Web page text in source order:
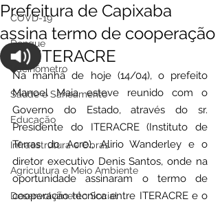
COVD-19
Dengue
Vacinômetro
Saúde e Saneamento
Educação
Infraestrutura e Obras
Agricultura e Meio Ambiente
Desenvolvimento Social
Prefeitura de Capixaba
assina termo de cooperação
com ITERACRE
Na manhã de hoje (14/04), o prefeito
Manoel Maia esteve reunido com o
Governo do Estado, através do sr.
Presidente do ITERACRE (Instituto de
Terras do Acre), Alirio Wanderley e o
diretor executivo Denis Santos, onde na
oportunidade assinaram o termo de
cooperação técnica entre ITERACRE e o